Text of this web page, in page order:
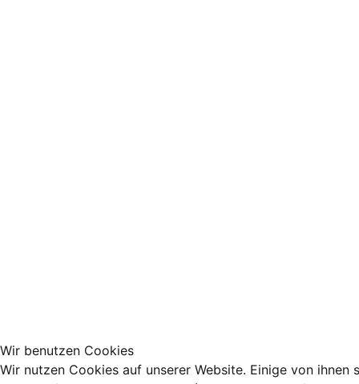
Wir benutzen Cookies
Wir nutzen Cookies auf unserer Website. Einige von